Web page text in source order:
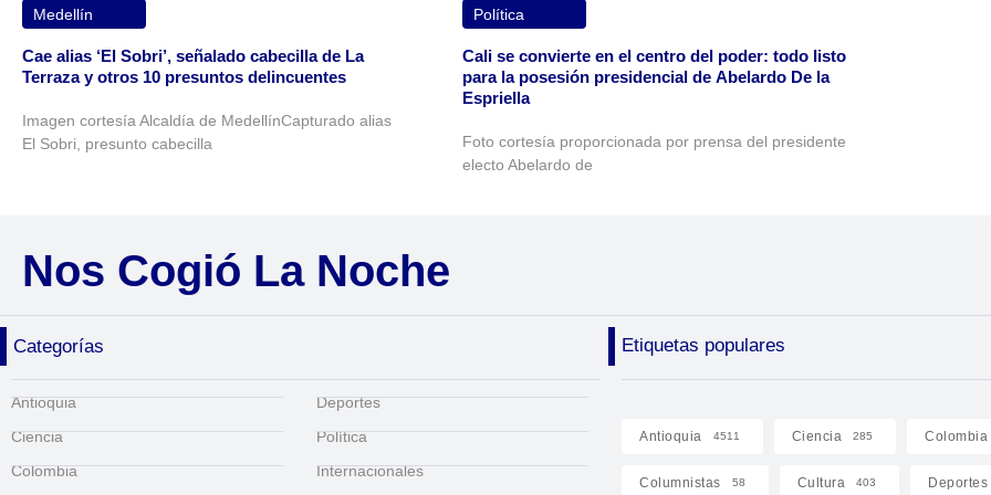
Medellín
Cae alias ‘El Sobri’, señalado cabecilla de La
Terraza y otros 10 presuntos delincuentes
Imagen cortesía Alcaldía de MedellínCapturado alias
El Sobri, presunto cabecilla
Política
Cali se convierte en el centro del poder: todo listo
para la posesión presidencial de Abelardo De la
Espriella
Foto cortesía proporcionada por prensa del presidente
electo Abelardo de
Nos Cogió La Noche
Categorías Etiquetas populares
Antioquia
Ciencia
Colombia
Deportes
Política
Internacionales
Antioquia 4511 Ciencia 285 Colombia
Columnistas 58 Cultura 403 Deportes